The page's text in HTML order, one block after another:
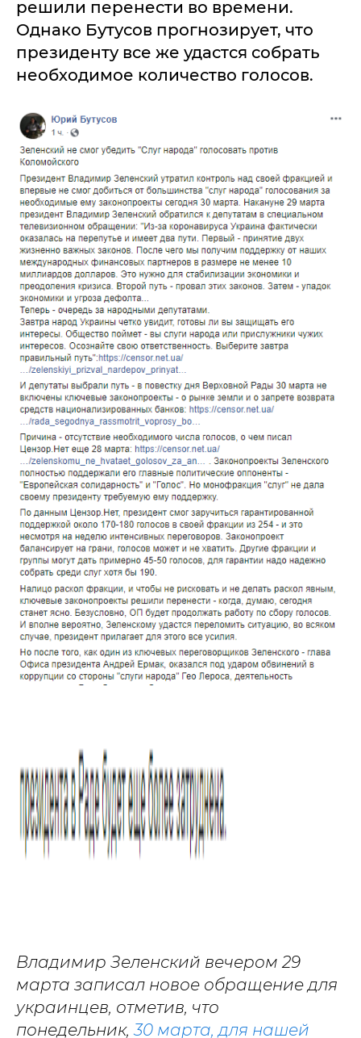
решили перенести во времени.
Однако Бутусов прогнозирует, что
президенту все же удастся собрать
необходимое количество голосов.
Владимир Зеленский вечером 29
марта записал новое обращение для
украинцев, отметив, что
понедельник,30 марта, для нашей